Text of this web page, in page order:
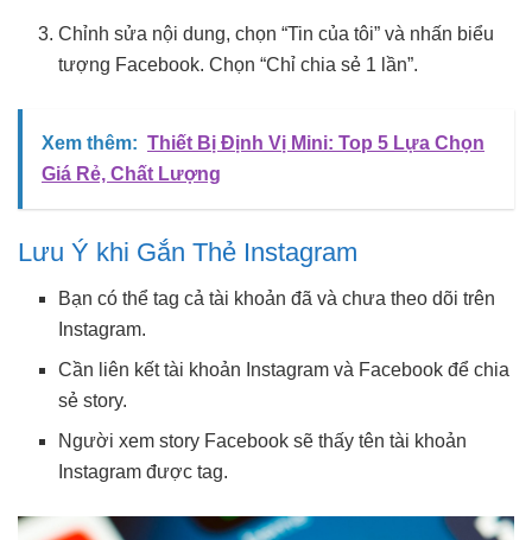
Chỉnh sửa nội dung, chọn “Tin của tôi” và nhấn biểu
tượng Facebook. Chọn “Chỉ chia sẻ 1 lần”.
Xem thêm: Thiết Bị Định Vị Mini: Top 5 Lựa Chọn
Giá Rẻ, Chất Lượng
Lưu Ý khi Gắn Thẻ Instagram
Bạn có thể tag cả tài khoản đã và chưa theo dõi trên
Instagram.
Cần liên kết tài khoản Instagram và Facebook để chia
sẻ story.
Người xem story Facebook sẽ thấy tên tài khoản
Instagram được tag.